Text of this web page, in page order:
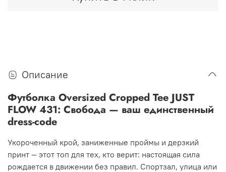
Описание
Футболка Oversized Cropped Tee JUST
FLOW 431: Свобода — ваш единственный
dress-code
Укороченный крой, заниженные проймы и дерзкий
принт — этот топ для тех, кто верит: настоящая сила
рождается в движении без правил. Спортзал, улица или